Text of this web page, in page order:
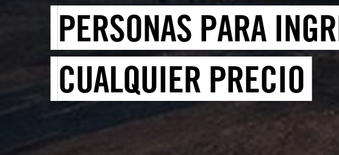
PERSONAS PARA
CUALQUIER PRECIO